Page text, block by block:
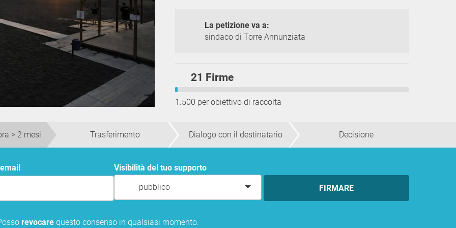
La petizione va a:
sindaco di Torre Annunziata
21 Firme
1.500 per obiettivo di raccolta
> 2 mesi Trasferimento Dialogo con il destinatario Decisione
Visibilità del tuo supporto
pubblico
FIRMARE
revocare questo consenso in qualsiasi momento.